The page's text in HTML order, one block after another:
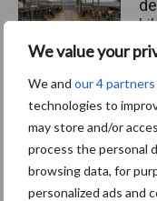
We value your
We and our 4 partners
technologies to
may store and/or
process the personal
browsing data, for
personalized ads and
Themapagina's
Diergezondheid